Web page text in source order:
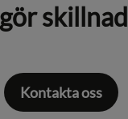
gör skillnad
Kontakta oss